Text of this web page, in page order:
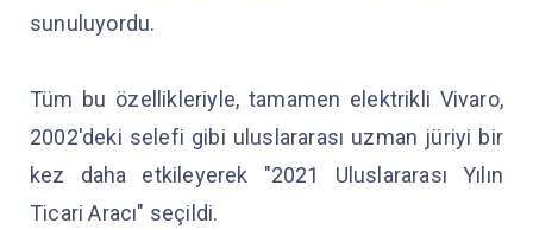
sunuluyordu.
Tüm bu özellikleriyle, tamamen elektrikli Vivaro,
2002'deki selefi gibi uluslararası uzman jüriyi bir
kez daha etkileyerek "2021 Uluslararası Yılın
Ticari Aracı" seçildi.